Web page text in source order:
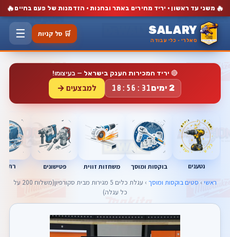
🔥 משני עד ראשון · יריד מחירים באתר ובחנות · הזדמנות של פעם בחיים🔥
SALARY
סאלרי · כלי עבודה
🛒 סל קניות ☰
🔴 יריד המכירות הענק בישראל — בעיצומו!
2 ימים 18:56:30 למבצעים →
נטענים בוקסות ומוסך משחזות זווית פטישונים
ראשי › סטים בוקסות ומוסך
› עגלת כלים 5 מגירות מבית סקורפיון(משלוח 200 על
כל עגלה)